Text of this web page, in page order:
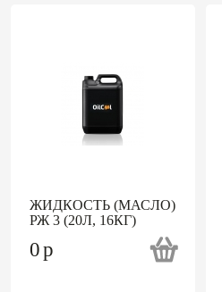
ЖИДКОСТЬ (МАСЛО)
РЖ 3 (20Л, 16КГ)
0p